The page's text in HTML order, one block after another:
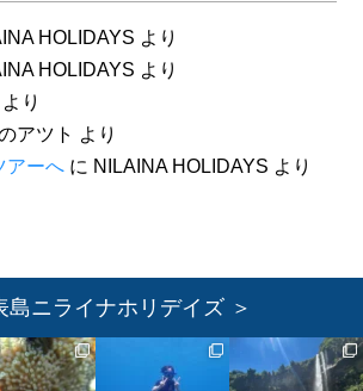
HOLIDAYS より
HOLIDAYS より
より
アツト より
アーへ に NILAINA HOLIDAYS より
島ニライナホリデイズ ＞